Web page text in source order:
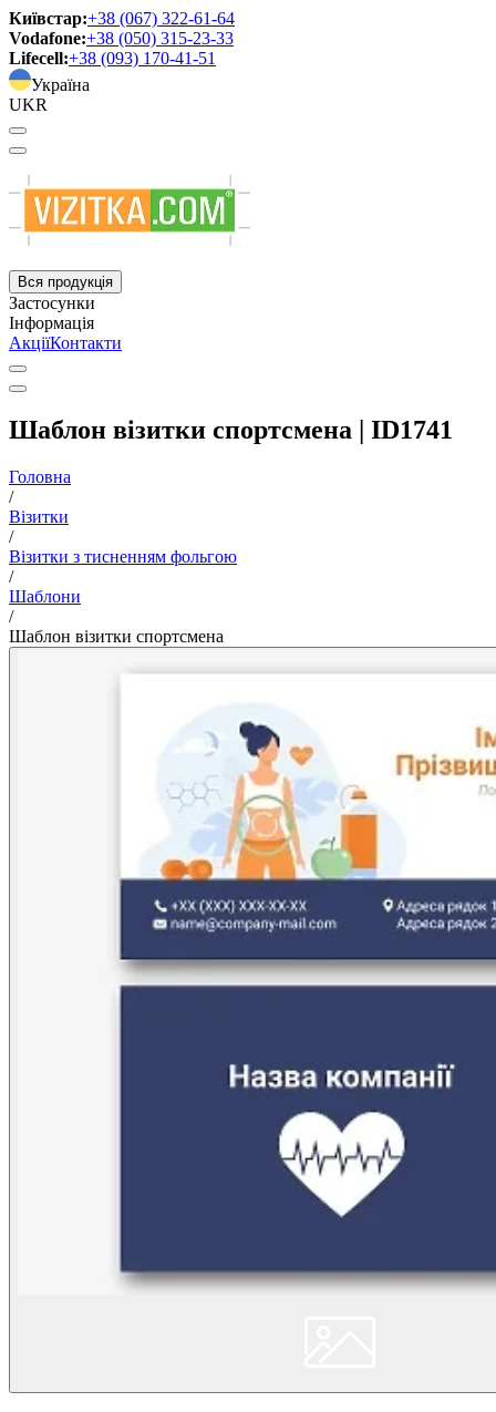
Київстар:+38 (067) 322-61-64
Vodafone:+38 (050) 315-23-33
Lifecell:+38 (093) 170-41-51
Україна
UKR
Вся продукція
Застосунки
Інформація
АкціїКонтакти
Шаблон візитки спортсмена | ID1741
Головна
/
Візитки
/
Візитки з тисненням фольгою
/
Шаблони
/
Шаблон візитки спортсмена